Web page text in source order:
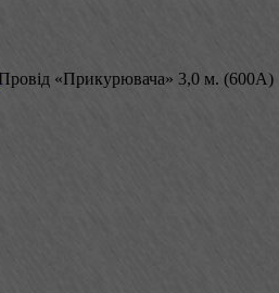
Провід «Прикурювача» 3,0 м. (600А)